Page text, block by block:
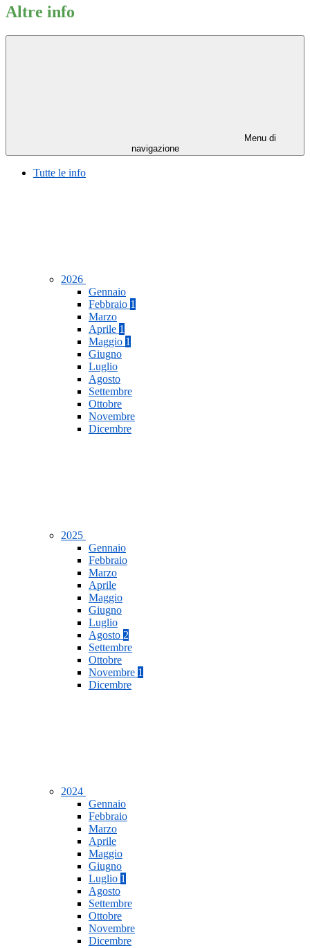
Altre info
Menu di
navigazione
Tutte le info
2026
Gennaio
Febbraio 1
Marzo
Aprile 1
Maggio 1
Giugno
Luglio
Agosto
Settembre
Ottobre
Novembre
Dicembre
2025
Gennaio
Febbraio
Marzo
Aprile
Maggio
Giugno
Luglio
Agosto 2
Settembre
Ottobre
Novembre 1
Dicembre
2024
Gennaio
Febbraio
Marzo
Aprile
Maggio
Giugno
Luglio 1
Agosto
Settembre
Ottobre
Novembre
Dicembre